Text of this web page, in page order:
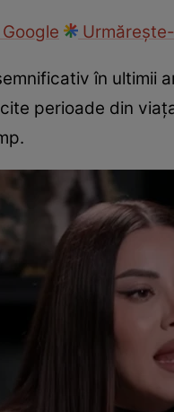
în ultimii
perioade din